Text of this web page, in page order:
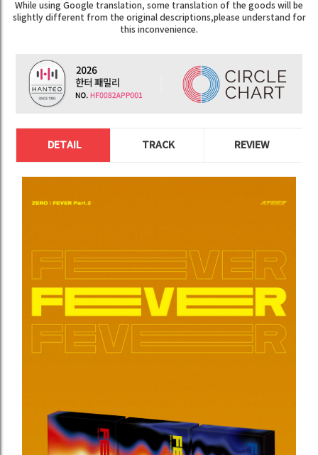
While using Google translation, some translation of the goods will be
slightly different from the original descriptions,please understand for
this inconvenience.
DETAIL TRACK REVIEW